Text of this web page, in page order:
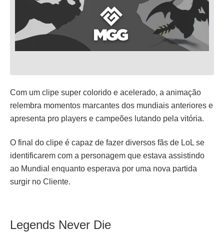
Com um clipe super colorido e acelerado, a animação
relembra momentos marcantes dos mundiais anteriores e
apresenta pro players e campeões lutando pela vitória.
O final do clipe é capaz de fazer diversos fãs de LoL se
identificarem com a personagem que estava assistindo
ao Mundial enquanto esperava por uma nova partida
surgir no Cliente.
Legends Never Die